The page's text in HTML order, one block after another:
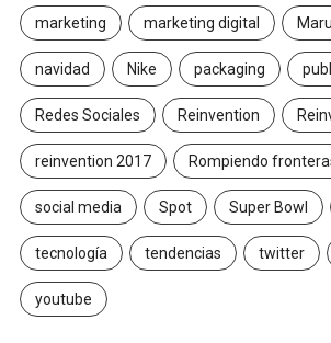
marketing marketing digital
navidad Nike packaging
Redes Sociales Reinvention
reinvention 2017 Rompiendo
social media Spot Super Bowl
tecnología tendencias twitter
youtube